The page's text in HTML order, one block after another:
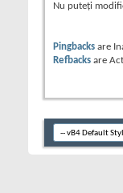
Nu puteţi
Pingbacks are
Refbacks are